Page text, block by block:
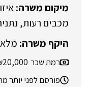
מכבים רעות
רמת שכר 20,000
פורסם לפני יותר